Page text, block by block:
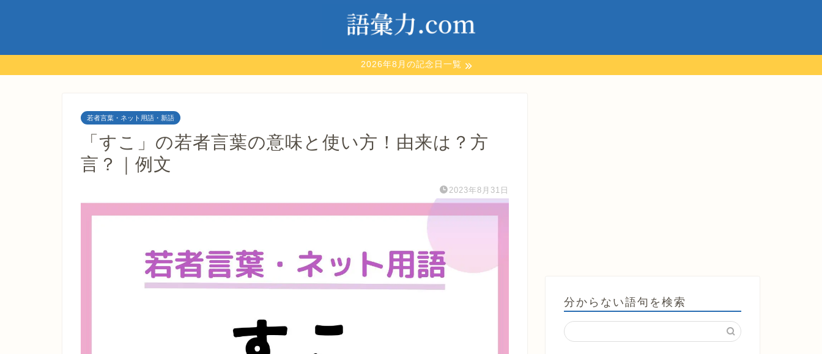
2026年8月の記念日一覧
若者言葉・ネット用語・新語
「すこ」の若者言葉の意味と使い方！由来は？方
言？｜例文
2023年8月31日
分からない語句を検索